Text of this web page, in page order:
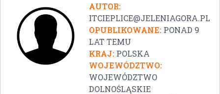
AUTOR:
ITCIEPLICE@JELENIAGORA.PL
OPUBLIKOWANE: PONAD 9
LAT TEMU
KRAJ: POLSKA
WOJEWÓDZTWO:
WOJEWÓDZTWO
DOLNOŚLĄSKIE